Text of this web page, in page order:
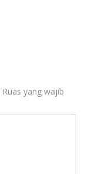
Ruas yang wajib